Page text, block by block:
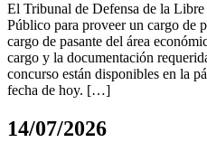
El Tribunal de Defensa de la
Público para proveer un cargo de
cargo de pasante del área
cargo y la documentación
concurso están disponibles en la
fecha de hoy. […]
14/07/2026